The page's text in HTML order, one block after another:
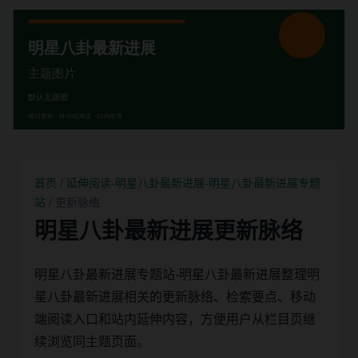
首页
延伸阅读-明星八卦最新进展-明星八卦最新进展专题
站
明星八卦最新进展更新脉络
明星八卦最新进展专题站-明星八卦最新进展整理明
星八卦最新进展相关的更新脉络、检索要点、移动
端阅读入口和站内延伸内容，方便用户从栏目页继
续浏览同主题页面。